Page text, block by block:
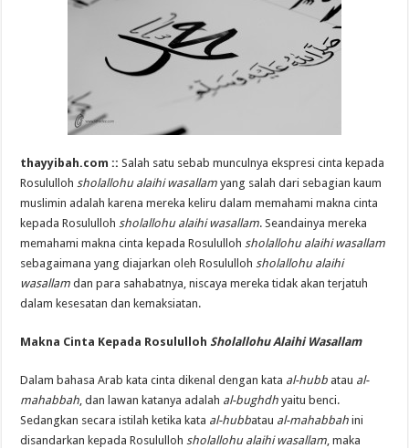
thayyibah.com ::Salah satu sebab munculnya ekspresi cinta kepada
Rosululloh sholallohu alaihi wasallamyang salah dari sebagian kaum
muslimin adalah karena mereka keliru dalam memahami makna cinta
kepada Rosululloh sholallohu alaihi wasallam. Seandainya mereka
memahami makna cinta kepada Rosululloh sholallohu alaihi wasallam
sebagaimana yang diajarkan oleh Rosululloh sholallohu alaihi
wasallam dan para sahabatnya, niscaya mereka tidak akan terjatuh
dalam kesesatan dan kemaksiatan.
Makna Cinta Kepada Rosululloh Sholallohu Alaihi Wasallam
Dalam bahasa Arab kata cinta dikenal dengan kata al-hubb atau al-
mahabbah , dan lawan katanya adalah al-bughdh yaitu benci.
Sedangkan secara istilah ketika kata al-hubbatau al-mahabbah ini
disandarkan kepada Rosululloh sholallohu alaihi wasallam , maka